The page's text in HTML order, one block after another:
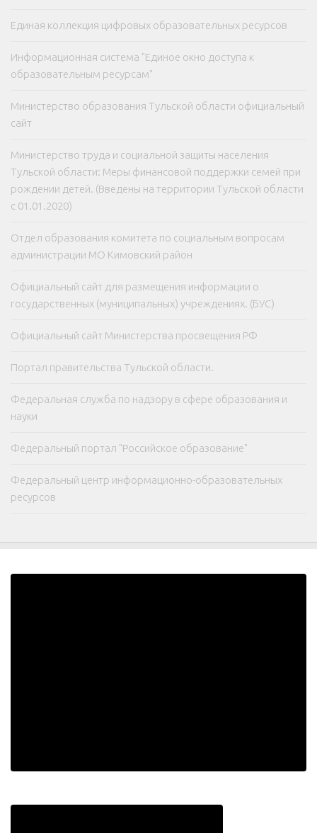
Единая коллекция цифровых образовательных ресурсов
Информационная система "Единое окно доступа к
образовательным ресурсам"
Министерство образования Тульской области официальный
сайт
Министерство труда и социальной защиты населения
Тульской области: Меры финансовой поддержки семей при
рождении детей. (Введены на территории Тульской области
с 01.01.2020)
Отдел образования комитета по социальным вопросам
администрации МО Кимовский район
Официальный сайт для размещения информации о
государственных (муниципальных) учреждениях. (БУС)
Официальный сайт Министерства просвещения РФ
Портал правительства Тульской области.
Федеральная служба по надзору в сфере образования и
науки
Федеральный портал "Российское образование"
Федеральный центр информационно-образовательных
ресурсов